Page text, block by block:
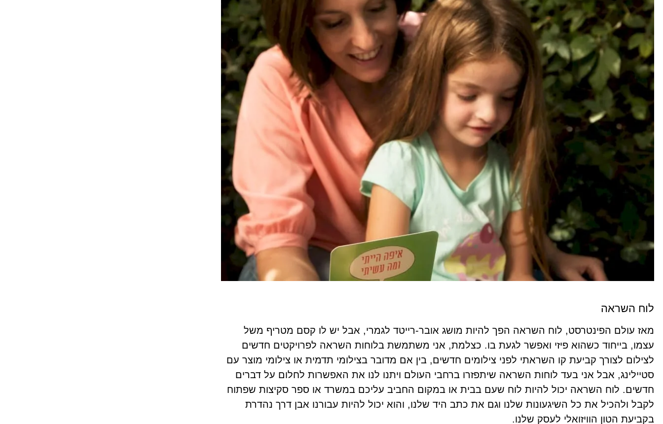
לוח השראה
מאז עולם הפינטרסט, לוח השראה הפך להיות מושג אובר-רייטד לגמרי, אבל יש לו קסם מטריף משל
עצמו, בייחוד כשהוא פיזי ואפשר לגעת בו. כצלמת, אני משתמשת בלוחות השראה לפרויקטים חדשים
לצילום לצורך קביעת קו השראתי לפני צילומים חדשים, בין אם מדובר בצילומי תדמית או צילומי מוצר עם
סטיילינג, אבל אני בעד לוחות השראה שיתפזרו ברחבי העולם ויתנו לנו את האפשרות לחלום על דברים
חדשים. לוח השראה יכול להיות לוח שעם בבית או במקום החביב עליכם במשרד או ספר סקיצות שפתוח
לקבל ולהכיל את כל השיגעונות שלנו וגם את כתב היד שלנו, והוא יכול להיות עבורנו אבן דרך נהדרת
בקביעת הטון הוויזואלי לעסק שלנו.